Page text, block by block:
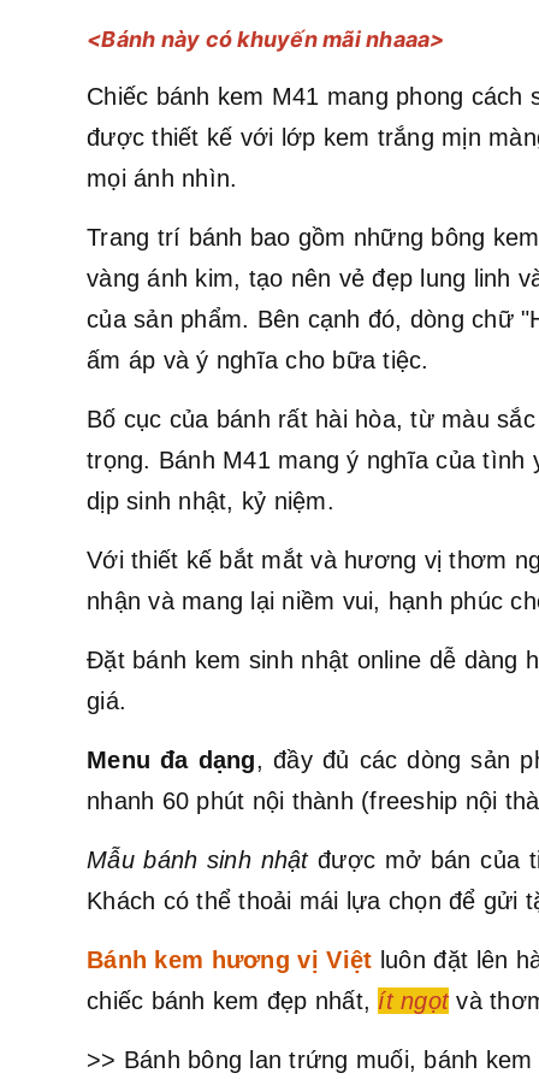
<Bánh này có khuyến mãi nhaaa>
Chiếc bánh kem M41 mang phong
được thiết kế với lớp kem trắng mịn
mọi ánh nhìn.
Trang trí bánh bao gồm những bông
vàng ánh kim, tạo nên vẻ đẹp lung linh
của sản phẩm. Bên cạnh đó, dòng chữ
ấm áp và ý nghĩa cho bữa tiệc.
Bố cục của bánh rất hài hòa, từ màu
trọng. Bánh M41 mang ý nghĩa của
dịp sinh nhật, kỷ niệm.
Với thiết kế bắt mắt và hương vị thơm
nhận và mang lại niềm vui, hạnh phúc
Đặt bánh kem sinh nhật online dễ dàng
giá.
Menu đa dạng, đầy đủ các dòng sản
nhanh 60 phút nội thành (freeship nội
Mẫu bánh sinh nhậtđược mở bán của
Khách có thể thoải mái lựa chọn để gửi
Bánh kem hương vị Việt luôn đặt lên
chiếc bánh kem đẹp nhất, ít ngọtvà
>> Bánh bông lan trứng muối, bánh